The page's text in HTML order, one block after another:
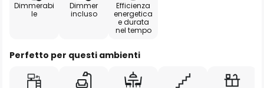
Dimmerabi
le
Dimmer
incluso
Efficienza
energetica
e durata
nel tempo
Perfetto per questi ambienti